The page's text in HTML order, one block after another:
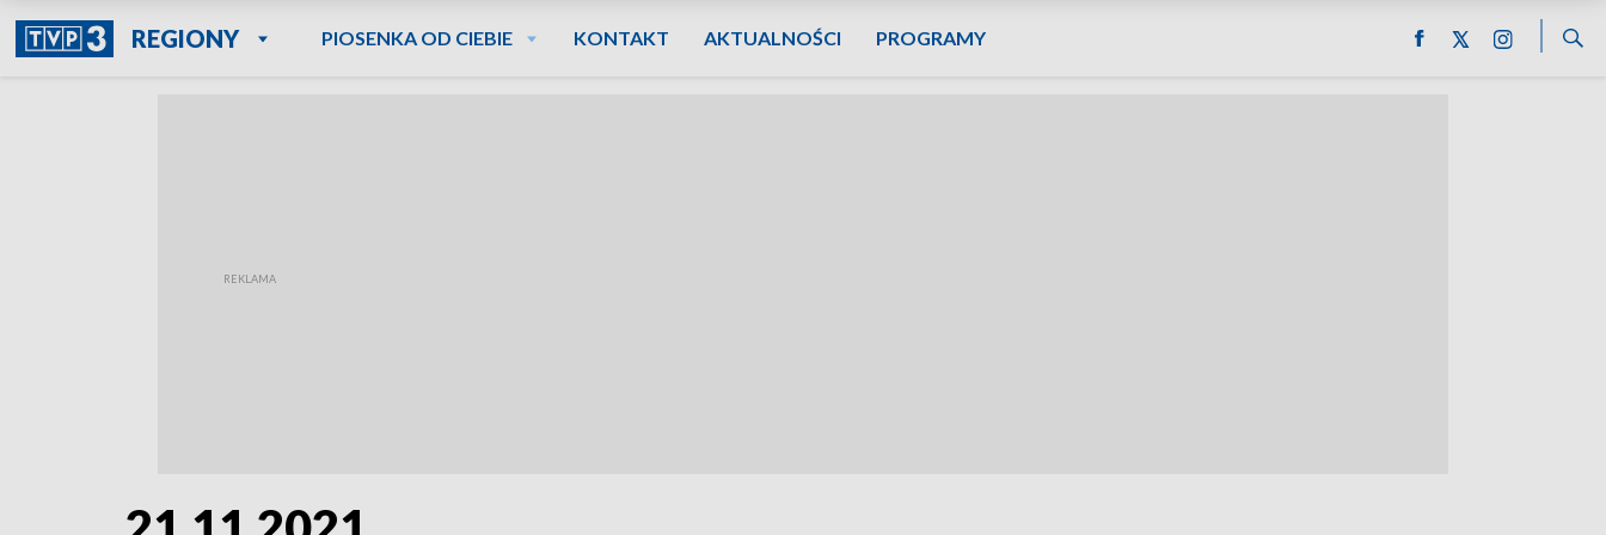
REGIONY PIOSENKA OD CIEBIE KONTAKT AKTUALNOŚCI PROGRAMY